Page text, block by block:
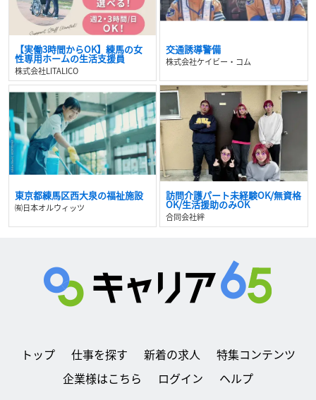
【実働3時間からOK】練馬の女
性専用ホームの生活支援員
株式会社LITALICO
交通誘導警備
株式会社ケイビー・コム
東京都練馬区西大泉の福祉施設
㈲日本オルウィッツ
訪問介護パート未経験OK/無資格
OK/生活援助のみOK
合同会社絆
トップ 仕事を探す 新着の求人
特集コンテンツ
企業様はこちら
ログイン ヘルプ